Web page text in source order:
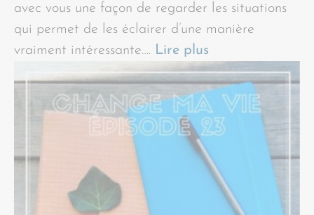
avec vous une façon de regarder les situations
qui permet de les éclairer d’une manière
vraiment intéressante…. Lire plus